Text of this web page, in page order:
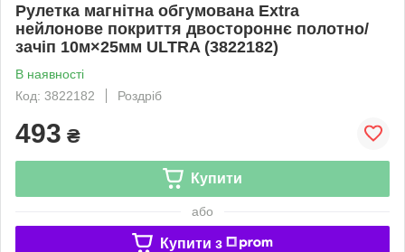
Рулетка магнітна обгумована Extra
нейлонове покриття двостороннє полотно/
зачіп 10м×25мм ULTRA (3822182)
В наявності
Код: 3822182
Роздріб
493 ₴
Купити
або
Купити з